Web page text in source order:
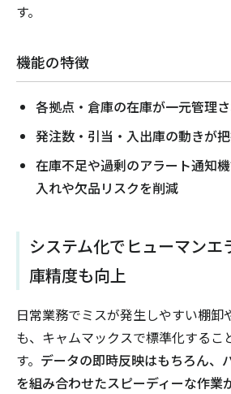
す。
機能の特徴
各拠点・倉庫の在庫が一元管理
発注数・引当・入出庫の動きが
在庫不足や過剰のアラート通知
入れや欠品リスクを削減
システム化でヒューマンエ
庫精度も向上
日常業務でミスが発生しやすい棚卸
も、キャムマックスで標準化するこ
す。 データの即時反映はもちろん、
を組み合わせたスピーディーな作業